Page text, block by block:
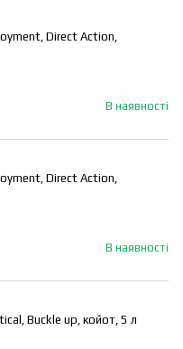
Direct Action,
В наявності
Direct Action,
В наявності
Buckle up, койот, 5 л